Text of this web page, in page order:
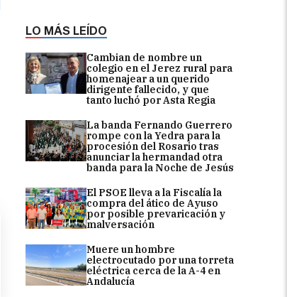
LO MÁS LEÍDO
Cambian de nombre un
colegio en el Jerez rural para
homenajear a un querido
dirigente fallecido, y que
tanto luchó por Asta Regia
La banda Fernando Guerrero
rompe con la Yedra para la
procesión del Rosario tras
anunciar la hermandad otra
banda para la Noche de Jesús
El PSOE lleva a la Fiscalía la
compra del ático de Ayuso
por posible prevaricación y
malversación
Muere un hombre
electrocutado por una torreta
eléctrica cerca de la A-4 en
Andalucía